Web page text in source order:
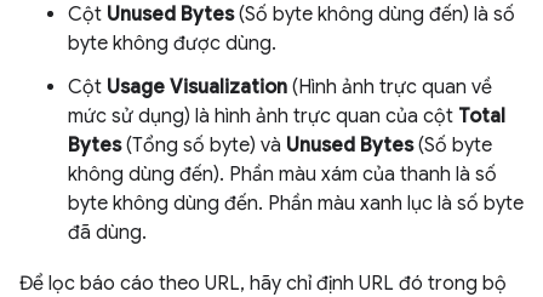
Cột Unused Bytes(Số byte không dùng đến) là số
byte không được dùng.
Cột Usage Visualization (Hình ảnh trực quan về
mức sử dụng) là hình ảnh trực quan của cột Total
Bytes(Tổng số byte) và Unused Bytes(Số byte
không dùng đến). Phần màu xám của thanh là số
byte không dùng đến. Phần màu xanh lục là số byte
đã dùng.
Để lọc báo cáo theo URL, hãy chỉ định URL đó trong bộ